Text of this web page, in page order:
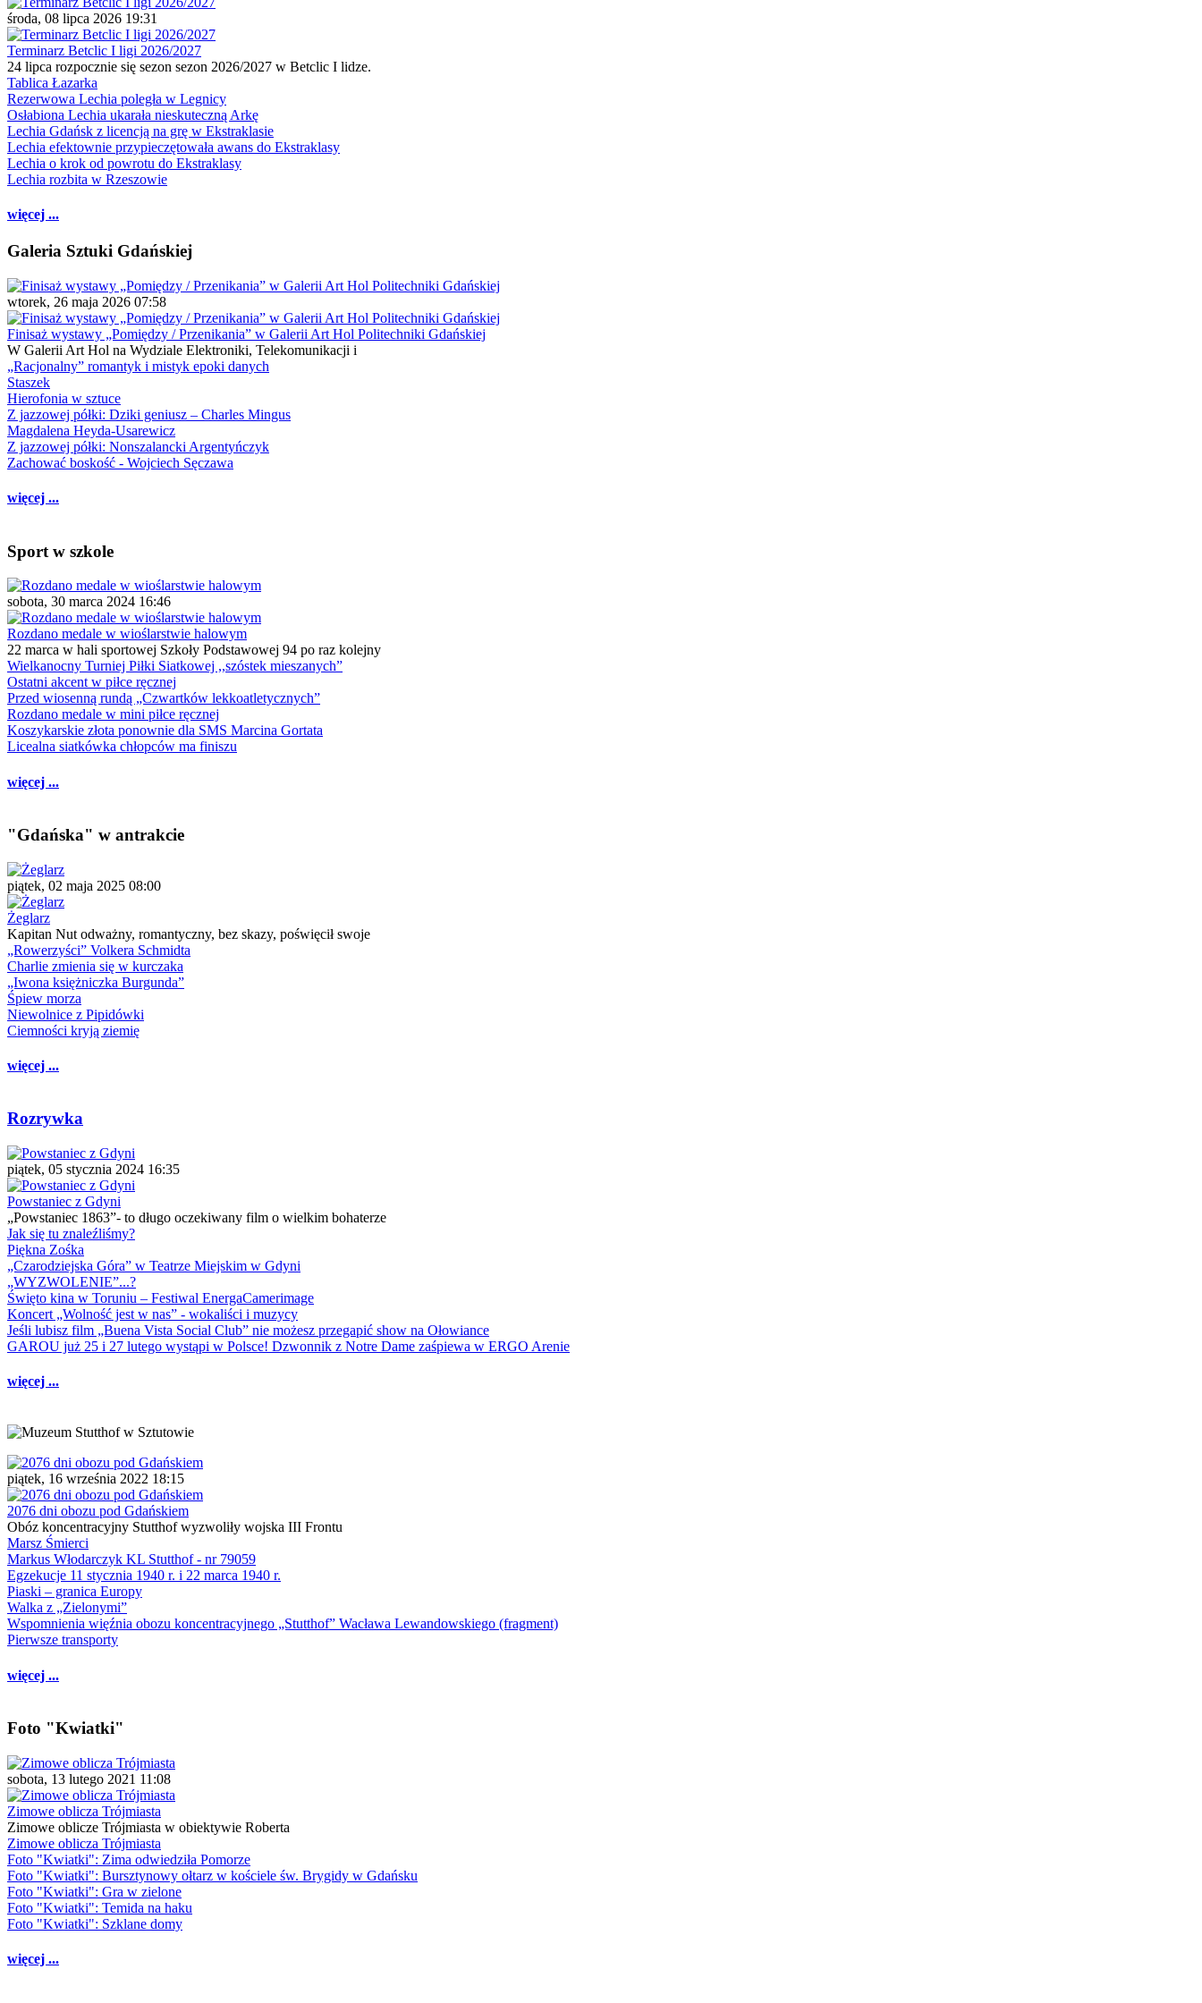
środa, 08 lipca 2026 19:31
Terminarz Betclic I ligi 2026/2027
24 lipca rozpocznie się sezon sezon 2026/2027 w Betclic I lidze.
Tablica Łazarka
Rezerwowa Lechia poległa w Legnicy
Osłabiona Lechia ukarała nieskuteczną Arkę
Lechia Gdańsk z licencją na grę w Ekstraklasie
Lechia efektownie przypieczętowała awans do Ekstraklasy
Lechia o krok od powrotu do Ekstraklasy
Lechia rozbita w Rzeszowie
więcej ...
Galeria Sztuki Gdańskiej
wtorek, 26 maja 2026 07:58
Finisaż wystawy „Pomiędzy / Przenikania” w Galerii Art Hol Politechniki Gdańskiej
W Galerii Art Hol na Wydziale Elektroniki, Telekomunikacji i
„Racjonalny” romantyk i mistyk epoki danych
Staszek
Hierofonia w sztuce
Z jazzowej półki: Dziki geniusz – Charles Mingus
Magdalena Heyda-Usarewicz
Z jazzowej półki: Nonszalancki Argentyńczyk
Zachować boskość - Wojciech Sęczawa
więcej ...
Sport w szkole
sobota, 30 marca 2024 16:46
Rozdano medale w wioślarstwie halowym
22 marca w hali sportowej Szkoły Podstawowej 94 po raz kolejny
Wielkanocny Turniej Piłki Siatkowej ,,szóstek mieszanych”
Ostatni akcent w piłce ręcznej
Przed wiosenną rundą „Czwartków lekkoatletycznych”
Rozdano medale w mini piłce ręcznej
Koszykarskie złota ponownie dla SMS Marcina Gortata
Licealna siatkówka chłopców ma finiszu
więcej ...
"Gdańska" w antrakcie
piątek, 02 maja 2025 08:00
Żeglarz
Kapitan Nut odważny, romantyczny, bez skazy, poświęcił swoje
„Rowerzyści” Volkera Schmidta
Charlie zmienia się w kurczaka
„Iwona księżniczka Burgunda”
Śpiew morza
Niewolnice z Pipidówki
Ciemności kryją ziemię
więcej ...
Rozrywka
piątek, 05 stycznia 2024 16:35
Powstaniec z Gdyni
„Powstaniec 1863”- to długo oczekiwany film o wielkim bohaterze
Jak się tu znaleźliśmy?
Piękna Zośka
„Czarodziejska Góra” w Teatrze Miejskim w Gdyni
„WYZWOLENIE”...?
Święto kina w Toruniu – Festiwal EnergaCamerimage
Koncert „Wolność jest w nas” - wokaliści i muzycy
Jeśli lubisz film „Buena Vista Social Club” nie możesz przegapić show na Ołowiance
GAROU już 25 i 27 lutego wystąpi w Polsce! Dzwonnik z Notre Dame zaśpiewa w ERGO Arenie
więcej ...
piątek, 16 września 2022 18:15
2076 dni obozu pod Gdańskiem
Obóz koncentracyjny Stutthof wyzwoliły wojska III Frontu
Marsz Śmierci
Markus Włodarczyk KL Stutthof - nr 79059
Egzekucje 11 stycznia 1940 r. i 22 marca 1940 r.
Piaski – granica Europy
Walka z „Zielonymi”
Wspomnienia więźnia obozu koncentracyjnego „Stutthof” Wacława Lewandowskiego (fragment)
Pierwsze transporty
więcej ...
Foto "Kwiatki"
sobota, 13 lutego 2021 11:08
Zimowe oblicza Trójmiasta
Zimowe oblicze Trójmiasta w obiektywie Roberta
Zimowe oblicza Trójmiasta
Foto "Kwiatki": Zima odwiedziła Pomorze
Foto "Kwiatki": Bursztynowy ołtarz w kościele św. Brygidy w Gdańsku
Foto "Kwiatki": Gra w zielone
Foto "Kwiatki": Temida na haku
Foto "Kwiatki": Szklane domy
więcej ...